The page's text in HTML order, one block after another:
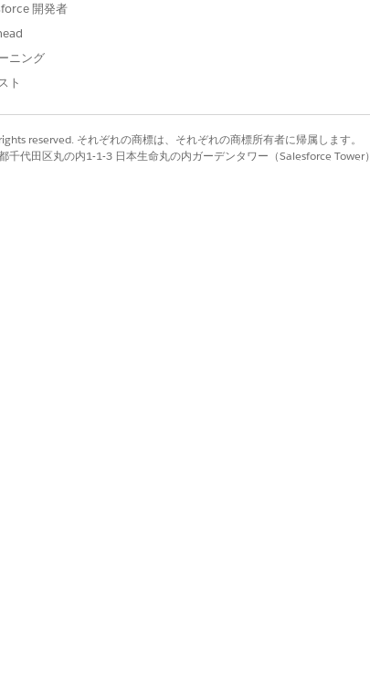
します。
アクションランチャーリリースを選択します。
開発者
ニング
ト
reserved. それぞれの商標は、それぞれの商標所有者に帰属します。
代田区丸の内1-1-3 日本生命丸の内ガーデンタワー（Salesforce Tower）